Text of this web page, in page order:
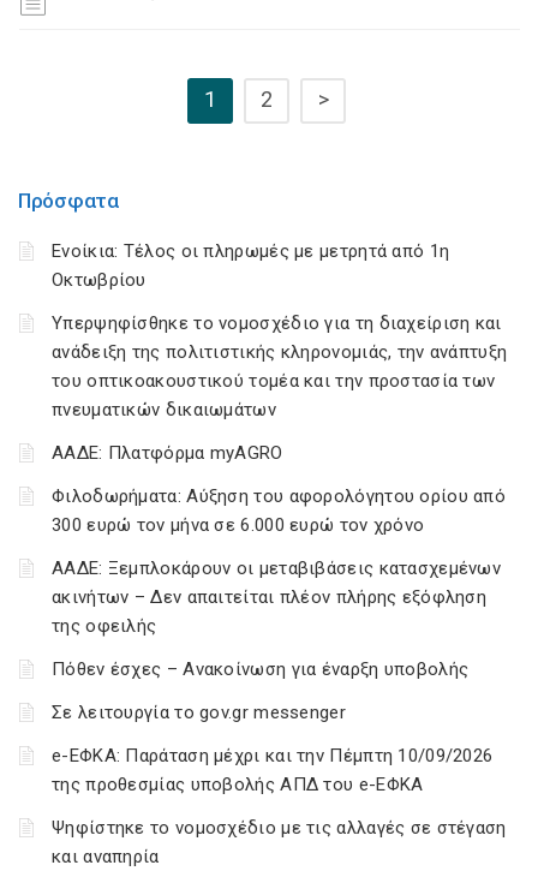
1 2 >
Πρόσφατα
Ενοίκια: Τέλος οι πληρωμές με μετρητά από 1η
Οκτωβρίου
Υπερψηφίσθηκε το νομοσχέδιο για τη διαχείριση και
ανάδειξη της πολιτιστικής κληρονομιάς, την ανάπτυξη
του οπτικοακουστικού τομέα και την προστασία των
πνευματικών δικαιωμάτων
ΑΑΔΕ: Πλατφόρμα myAGRO
Φιλοδωρήματα: Αύξηση του αφορολόγητου ορίου από
300 ευρώ τον μήνα σε 6.000 ευρώ τον χρόνο
ΑΑΔΕ: Ξεμπλοκάρουν οι μεταβιβάσεις κατασχεμένων
ακινήτων – Δεν απαιτείται πλέον πλήρης εξόφληση
της οφειλής
Πόθεν έσχες – Ανακοίνωση για έναρξη υποβολής
Σε λειτουργία το gov.gr messenger
e-ΕΦΚΑ: Παράταση μέχρι και την Πέμπτη 10/09/2026
της προθεσμίας υποβολής ΑΠΔ του e-ΕΦΚΑ
Ψηφίστηκε το νομοσχέδιο με τις αλλαγές σε στέγαση
και αναπηρία